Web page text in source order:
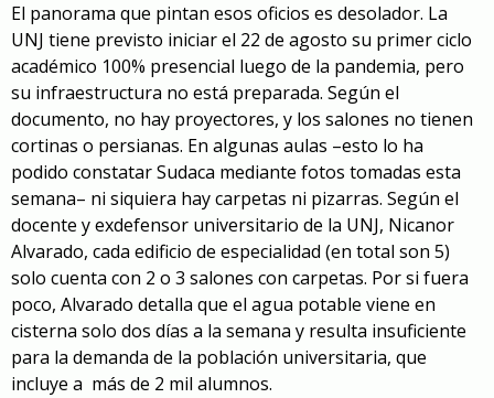
El panorama que pintan esos oficios es desolador. La
UNJ tiene previsto iniciar el 22 de agosto su primer ciclo
académico 100% presencial luego de la pandemia, pero
su infraestructura no está preparada. Según el
documento, no hay proyectores, y los salones no tienen
cortinas o persianas. En algunas aulas –esto lo ha
podido constatar Sudaca mediante fotos tomadas esta
semana– ni siquiera hay carpetas ni pizarras. Según el
docente y exdefensor universitario de la UNJ, Nicanor
Alvarado, cada edificio de especialidad (en total son 5)
solo cuenta con 2 o 3 salones con carpetas. Por si fuera
poco, Alvarado detalla que el agua potable viene en
cisterna solo dos días a la semana y resulta insuficiente
para la demanda de la población universitaria, que
incluye a más de 2 mil alumnos.